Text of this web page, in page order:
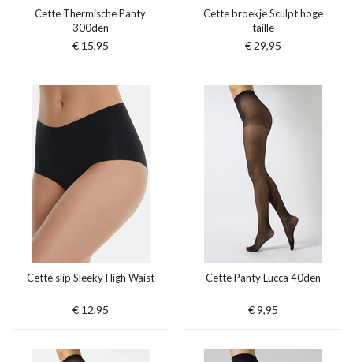
Cette Thermische Panty
300den
€ 15,95
Cette broekje Sculpt hoge
taille
€ 29,95
Cette slip Sleeky High Waist
€ 12,95
Cette Panty Lucca 40den
€ 9,95